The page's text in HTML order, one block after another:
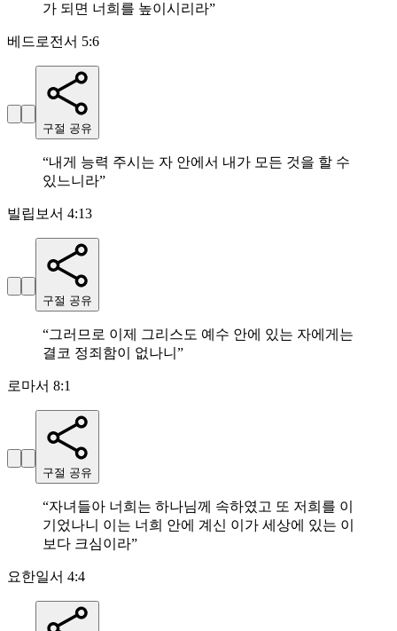
가 되면 너희를 높이시리라”
베드로전서 5:6
구절 공유
“내게 능력 주시는 자 안에서 내가 모든 것을 할 수
있느니라”
빌립보서 4:13
구절 공유
“그러므로 이제 그리스도 예수 안에 있는 자에게는
결코 정죄함이 없나니 ”
로마서 8:1
구절 공유
“자녀들아 너희는 하나님께 속하였고 또 저희를 이
기었나니 이는 너희 안에 계신 이가 세상에 있는 이
보다 크심이라”
요한일서 4:4